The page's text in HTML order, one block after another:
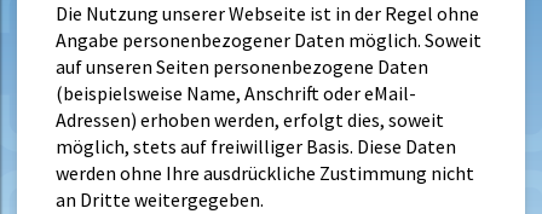
Die Nutzung unserer Webseite ist in der Regel ohne
Angabe personenbezogener Daten möglich. Soweit
auf unseren Seiten personenbezogene Daten
(beispielsweise Name, Anschrift oder eMail-
Adressen) erhoben werden, erfolgt dies, soweit
möglich, stets auf freiwilliger Basis. Diese Daten
werden ohne Ihre ausdrückliche Zustimmung nicht
an Dritte weitergegeben.